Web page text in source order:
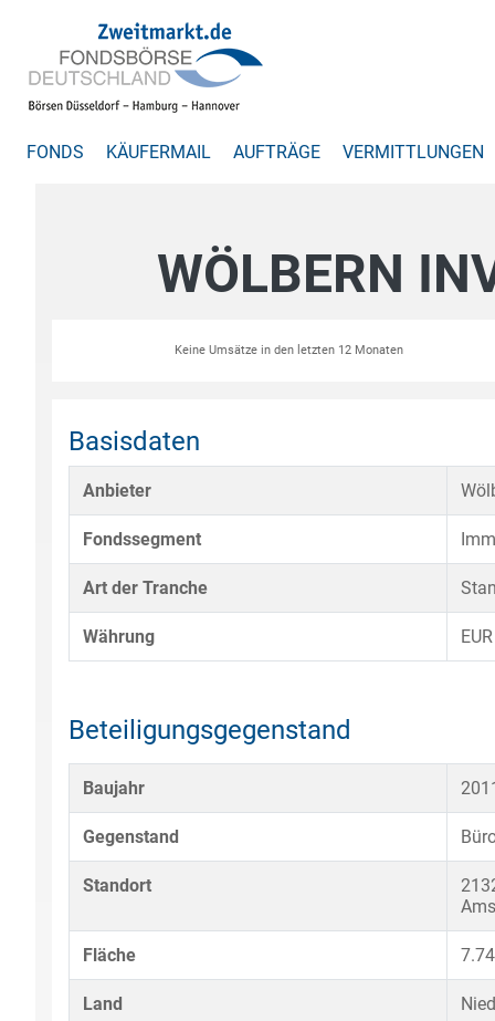
FONDS KÄUFERMAIL AUFTRÄGE VERMITTLUNGEN
WÖLBERN
Keine Umsätze in den letzten 12 Monaten
Basisdaten
Anbieter
Fondssegment
Art der Tranche
Währung EUR
Beteiligungsgegenstand
Baujahr
Gegenstand
Standort
Fläche
Land